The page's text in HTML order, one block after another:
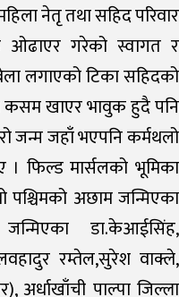
नेतृ तथा सहिद परिवार
ओढाएर गरेको स्वागत र
लगाएको टिका सहिदको
कसम खाएर भावुक हुदै पनि
जन्म जहाँ भएपनि कर्मथलो
फिल्ड मार्सलको भूमिका
पश्चिमको अछाम जन्मिएका
डा.केआईसिंह,
रम्तेल,सुरेश वाक्ले,
अर्धाखाँची पाल्पा जिल्ला